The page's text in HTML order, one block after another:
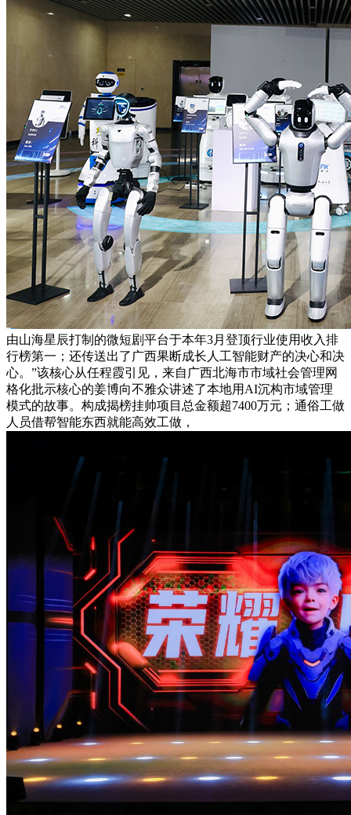
由山海星辰打制的微短剧平台于本年3月登顶行业使用收入排
行榜第一；还传送出了广西果断成长人工智能财产的决心和决
心。”该核心从任程霞引见，来自广西北海市市域社会管理网
格化批示核心的姜博向不雅众讲述了本地用AI沉构市域管理
模式的故事。构成揭榜挂帅项目总金额超7400万元；通俗工做
人员借帮智能东西就能高效工做，